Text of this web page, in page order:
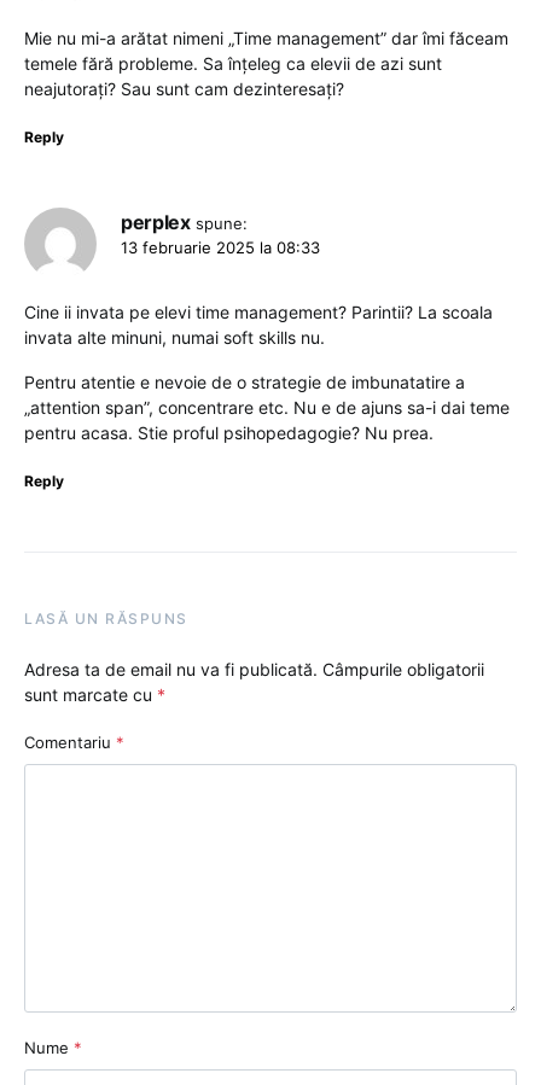
Mie nu mi-a arătat nimeni „Time management” dar îmi făceam
temele fără probleme. Sa înțeleg ca elevii de azi sunt
neajutorați? Sau sunt cam dezinteresați?
Reply
perplex spune:
13 februarie 2025 la 08:33
Cine ii invata pe elevi time management? Parintii? La scoala
invata alte minuni, numai soft skills nu.
Pentru atentie e nevoie de o strategie de imbunatatire a
„attention span”, concentrare etc. Nu e de ajuns sa-i dai teme
pentru acasa. Stie proful psihopedagogie? Nu prea.
Reply
LASĂ UN RĂSPUNS
Adresa ta de email nu va fi publicată. Câmpurile obligatorii
sunt marcate cu *
Comentariu *
Nume *